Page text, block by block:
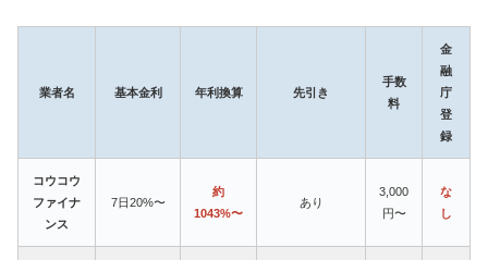
業者名 基本金利 年利換算 先引き
手数
料
金
融
庁
登
録
コウコウ
ファイナ
ンス
7日20%〜
約
1043%〜
あり
3,000
円〜
な
し